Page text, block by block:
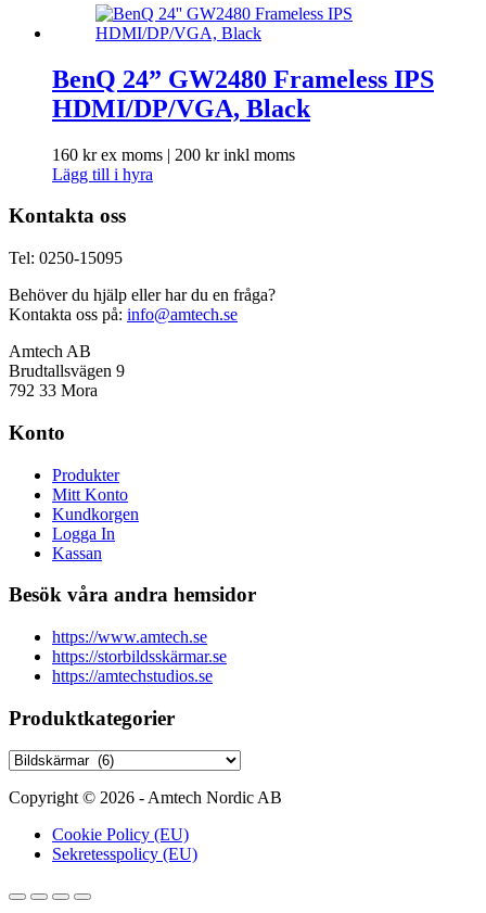
BenQ 24” GW2480 Frameless IPS
HDMI/DP/VGA, Black
160 krex moms | 200 krinkl moms
Lägg till i hyra
Kontakta oss
Tel: 0250-15095
Behöver du hjälp eller har du en fråga?
Kontakta oss på: info@amtech.se
Amtech AB
Brudtallsvägen 9
792 33 Mora
Konto
Produkter
Mitt Konto
Kundkorgen
Logga In
Kassan
Besök våra andra hemsidor
https://www.amtech.se
https://storbildsskärmar.se
https://amtechstudios.se
Produktkategorier
Copyright © 2026 - Amtech Nordic AB
Cookie Policy (EU)
Sekretesspolicy (EU)